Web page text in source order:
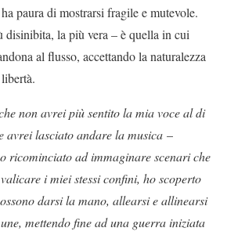
paura di mostrarsi fragile e mutevole.
disinibita, la più vera – è quella in cui
al flusso, accettando la naturalezza
non avrei più sentito la mia voce al di
avrei lasciato andare la musica –
ricominciato ad immaginare scenari che
i miei stessi confini, ho scoperto
darsi la mano, allearsi e allinearsi
mettendo fine ad una guerra iniziata